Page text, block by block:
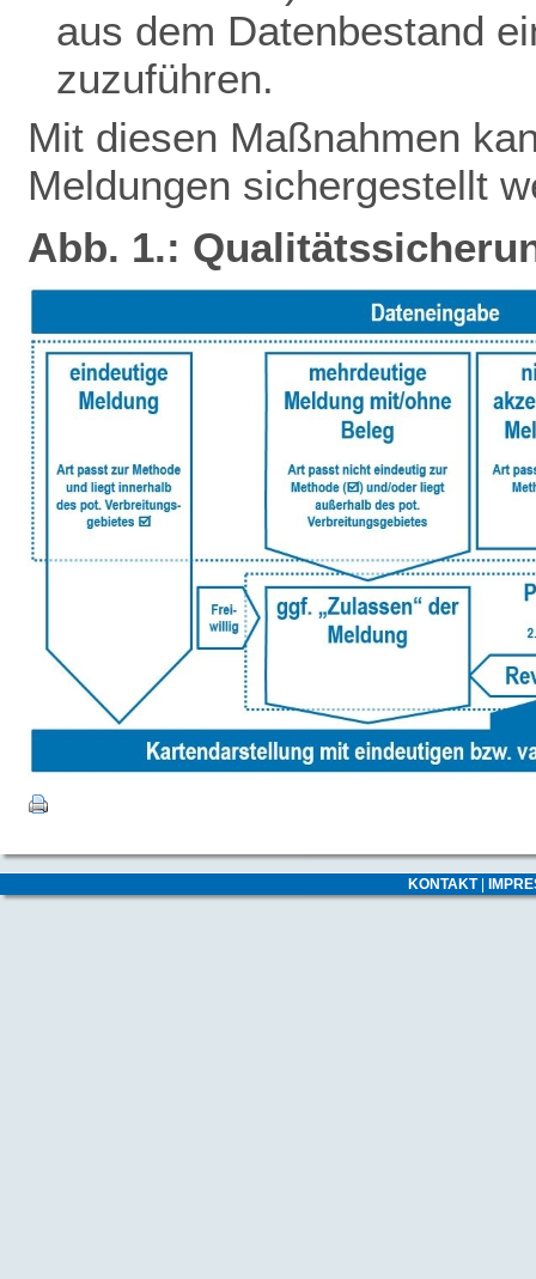
aus dem Datenbestand
zuzuführen.
Mit diesen Maßnahmen
Meldungen sichergestellt
Abb. 1.:
KONTAKT|